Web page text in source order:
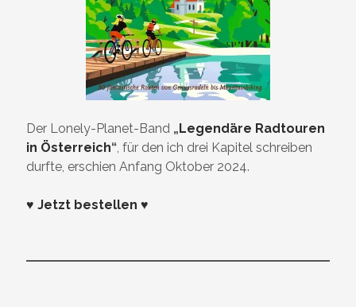
Der Lonely-Planet-Band „Legendäre Radtouren
in Österreich“, für den ich drei Kapitel schreiben
durfte, erschien Anfang Oktober 2024.
♥ Jetzt bestellen ♥